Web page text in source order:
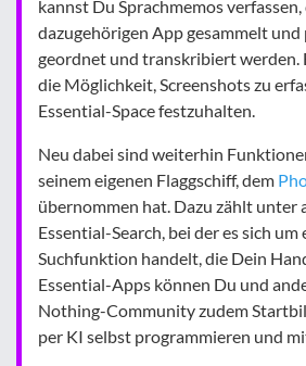
kannst Du Sprachmemos
dazugehörigen App gesammelt
geordnet und transkribiert werden.
die Möglichkeit, Screenshots zu
Essential-Space festzuhalten.
Neu dabei sind weiterhin
seinem eigenen Flaggschiff, dem
übernommen hat. Dazu zählt unter
Essential-Search, bei der es sich
Suchfunktion handelt, die Dein
Essential-Apps können Du und
Nothing-Community zudem
per KI selbst programmieren und